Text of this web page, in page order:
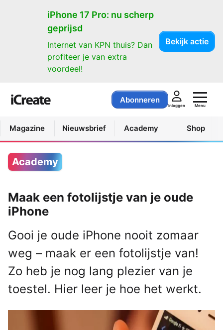
iPhone 17 Pro: nu scherp
geprijsd
Internet van KPN thuis? Dan
profiteer je van extra
voordeel!
Bekijk actie
Abonneren
Inloggen Menu
Magazine Nieuwsbrief Academy Shop
Academy
Maak een fotolijstje van je oude
iPhone
Gooi je oude iPhone nooit zomaar
weg – maak er een fotolijstje van!
Zo heb je nog lang plezier van je
toestel. Hier leer je hoe het werkt.